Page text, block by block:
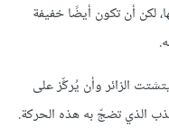
لكن أن تكون أيضًا خفيفة
الزائر وأن يُركِّز على
الذي تضجّ به هذه الحركة.